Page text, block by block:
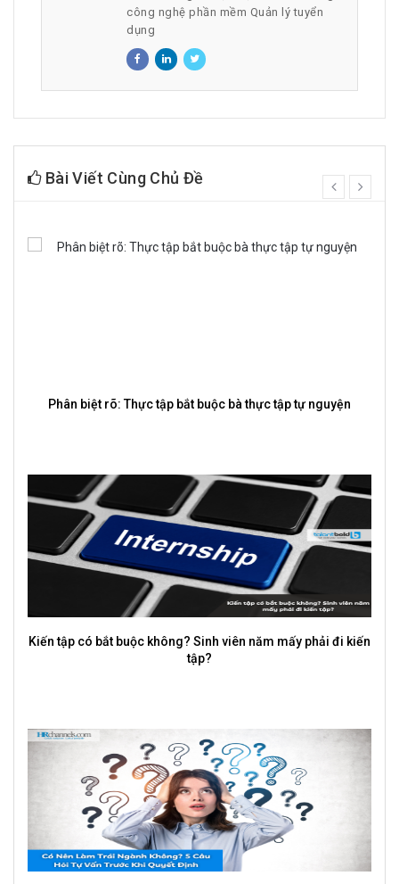
công nghệ phần mềm Quản lý tuyển
dụng
Bài Viết Cùng Chủ Đề
Phân biệt rõ: Thực tập bắt buộc bà thực tập tự nguyện
Kiến tập có bắt buộc không? Sinh viên năm mấy phải đi kiến
tập?
prev